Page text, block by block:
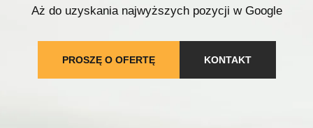
Aż do uzyskania najwyższych pozycji w Google
PROSZĘ O OFERTĘ KONTAKT